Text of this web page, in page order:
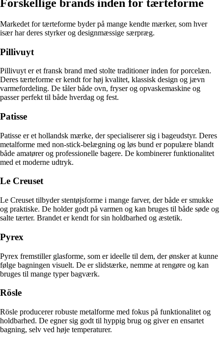
Forskellige brands inden for tærteforme
Markedet for tærteforme byder på mange kendte mærker, som hver
især har deres styrker og designmæssige særpræg.
Pillivuyt
Pillivuyt er et fransk brand med stolte traditioner inden for porcelæn.
Deres tærteforme er kendt for høj kvalitet, klassisk design og jævn
varmefordeling. De tåler både ovn, fryser og opvaskemaskine og
passer perfekt til både hverdag og fest.
Patisse
Patisse er et hollandsk mærke, der specialiserer sig i bageudstyr. Deres
metalforme med non-stick-belægning og løs bund er populære blandt
både amatører og professionelle bagere. De kombinerer funktionalitet
med et moderne udtryk.
Le Creuset
Le Creuset tilbyder stentøjsforme i mange farver, der både er smukke
og praktiske. De holder godt på varmen og kan bruges til både søde og
salte tærter. Brandet er kendt for sin holdbarhed og æstetik.
Pyrex
Pyrex fremstiller glasforme, som er ideelle til dem, der ønsker at kunne
følge bagningen visuelt. De er slidstærke, nemme at rengøre og kan
bruges til mange typer bagværk.
Rösle
Rösle producerer robuste metalforme med fokus på funktionalitet og
holdbarhed. De egner sig godt til hyppig brug og giver en ensartet
bagning, selv ved høje temperaturer.